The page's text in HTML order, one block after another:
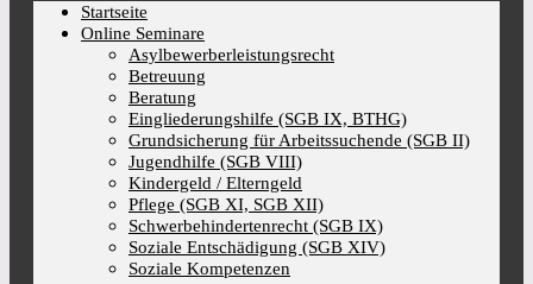
Startseite
Online Seminare
Asylbewerberleistungsrecht
Betreuung
Beratung
Eingliederungshilfe (SGB IX, BTHG)
Grundsicherung für Arbeitssuchende (SGB II)
Jugendhilfe (SGB VIII)
Kindergeld / Elterngeld
Pflege (SGB XI, SGB XII)
Schwerbehindertenrecht (SGB IX)
Soziale Entschädigung (SGB XIV)
Soziale Kompetenzen